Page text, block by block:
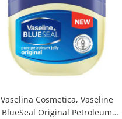
Vaselina Cosmetica, Vaseline
BlueSeal Original Petroleum